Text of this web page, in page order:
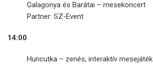
Galagonya és Barátai – mesekoncert
Partner: SZ-Event
14:00
Huncutka – zenés, interaktív mesejáték